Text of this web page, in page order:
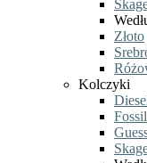
Złoto
Kolczyki
Fossil